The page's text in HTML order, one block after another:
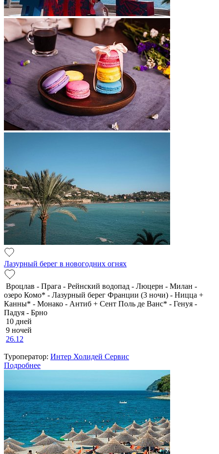
Лазурный берег в новогодних огнях
Вроцлав - Прага - Рейнский водопад - Люцерн - Милан -
озеро Комо* - Лазурный берег Франции (3 ночи) - Ницца +
Канны* - Монако - Антиб + Сент Поль де Ванс* - Генуя -
Падуя - Брно
10 дней
9 ночей
26.12
Туроператор: Интер Холидей Сервис
Подробнее